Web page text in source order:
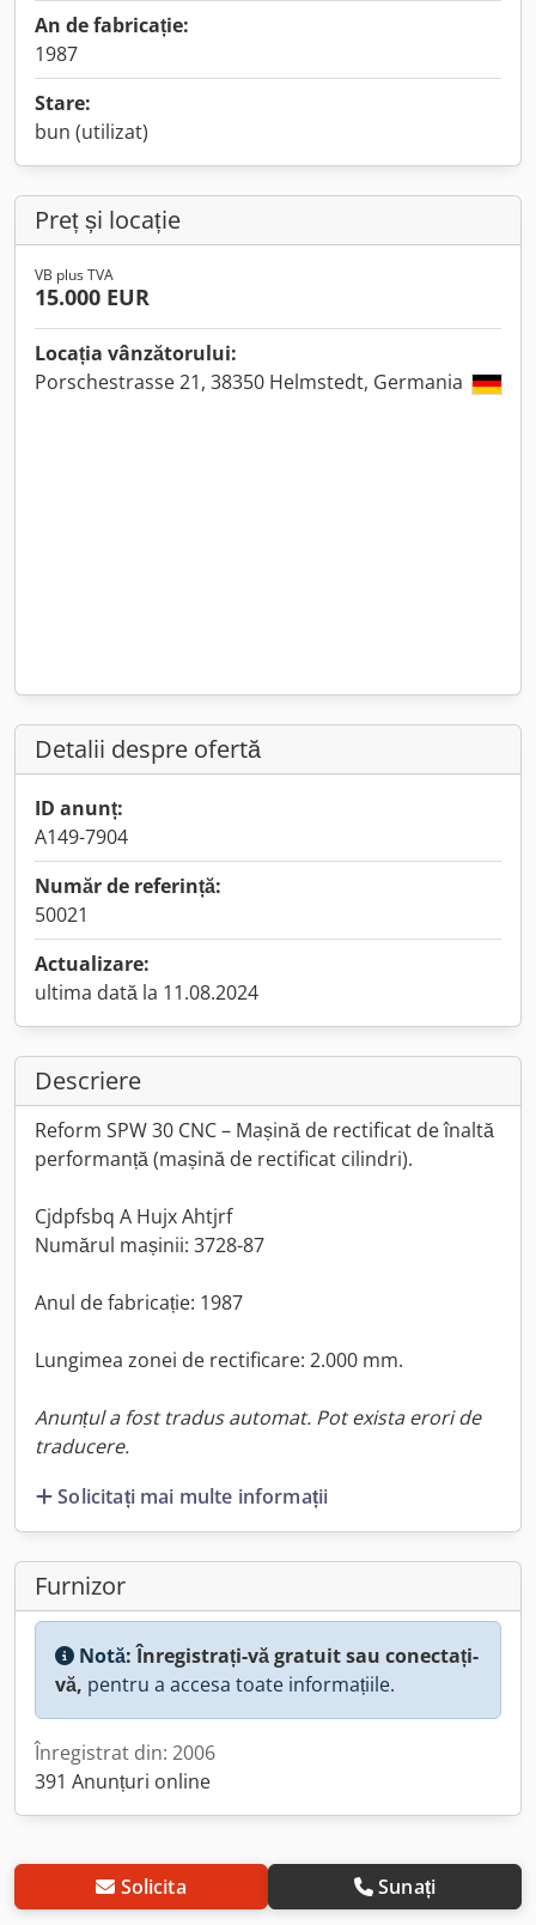
An de fabricație:
1987
Stare:
bun (utilizat)
Preț și locație
VB plus TVA
15.000 EUR
Locația vânzătorului:
Porschestrasse 21, 38350 Helmstedt, Germania
Detalii despre ofertă
ID anunț:
A149-7904
Număr de referință:
50021
Actualizare:
ultima dată la 11.08.2024
Descriere
Reform SPW 30 CNC – Mașină de rectificat de înaltă
performanță (mașină de rectificat cilindri).
Cjdpfsbq A Hujx Ahtjrf
Numărul mașinii: 3728-87
Anul de fabricație: 1987
Lungimea zonei de rectificare: 2.000 mm.
Anunțul a fost tradus automat. Pot exista erori de
traducere.
Solicitați mai multe informații
Furnizor
Notă:Înregistrați-vă gratuit sau conectați-
vă, pentru a accesa toate informațiile.
Înregistrat din: 2006
391 Anunțuri online
Solicita Sunați